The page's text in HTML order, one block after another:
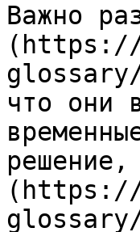
Важно
что они
решение,